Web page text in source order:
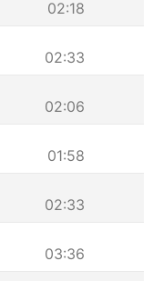
02:18
02:33
02:06
01:58
02:33
03:36